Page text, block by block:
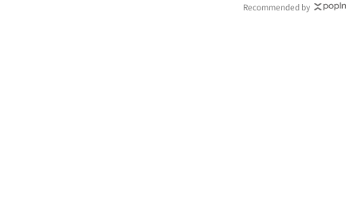
Recommended by